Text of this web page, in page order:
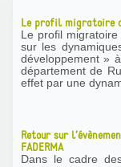
Le profil migratoire
Le profil
sur les
développement »
département de Rufisque. Ce département
effet par une
Retour sur
FADERMA
Dans le cadre